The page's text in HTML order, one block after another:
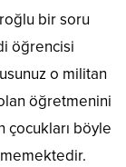
bir soru
öğrencisi
o militan
öğretmenini
çocukları böyle